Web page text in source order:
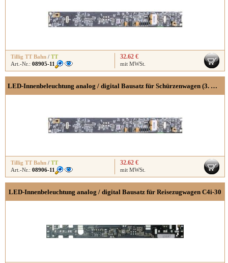
Tillig TT Bahn / TT
Art.-Nr.: 08905-11
32.62 €
mit MWSt.
LED-Innenbeleuchtung analog / digital Bausatz für Schürzenwagen (3. Klasse)
Tillig TT Bahn / TT
Art.-Nr.: 08906-11
32.62 €
mit MWSt.
LED-Innenbeleuchtung analog / digital Bausatz für Reisezugwagen C4i-30